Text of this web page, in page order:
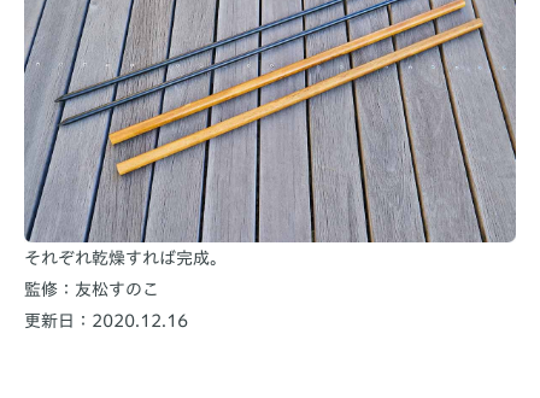
それぞれ乾燥すれば完成。
監修：友松すのこ
更新日：2020.12.16